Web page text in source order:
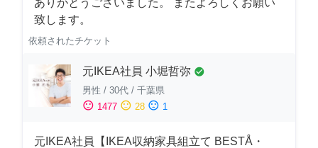
致します。
依頼されたチケット
元IKEA社員 小堀哲弥 check_circle
男性 / 30代 / 千葉県
sentiment_satisfied 1477 sentiment_neutral 28 sentiment_dissatisfied 1
元IKEA社員【IKEA収納家具組立て BESTÅ・